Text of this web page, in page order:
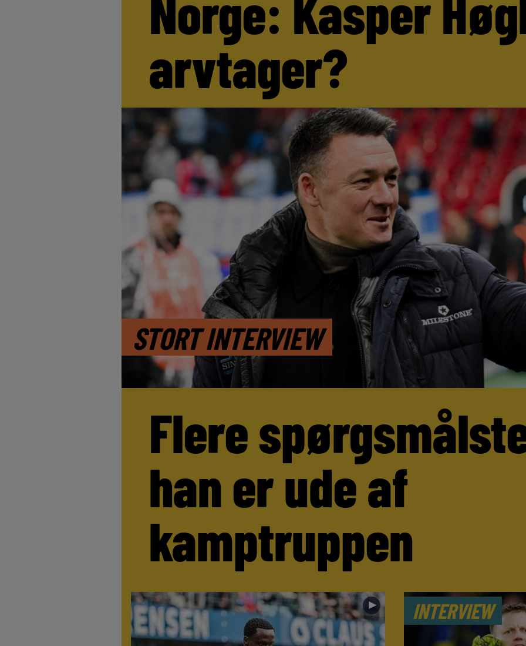
arvtager?
STORT INTERVIEW
Flere
han er ude af
kamptruppen
► INTERVIEW